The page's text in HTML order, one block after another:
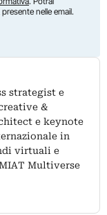
nelle email.
strategist e
&
e keynote
in
virtuali e
Multiverse